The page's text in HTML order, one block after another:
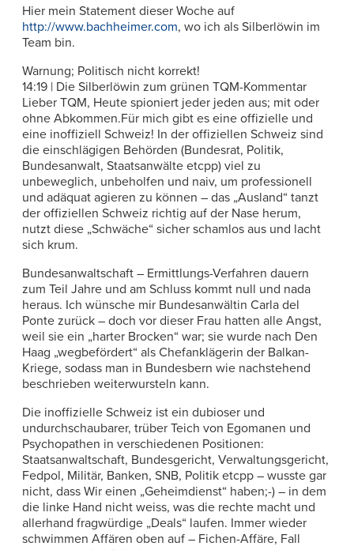
Hier mein Statement dieser Woche auf
http://www.bachheimer.com, wo ich als Silberlöwin im
Team bin.
Warnung; Politisch nicht korrekt!
14:19 | Die Silberlöwin zum grünen TQM-Kommentar
Lieber TQM, Heute spioniert jeder jeden aus; mit oder
ohne Abkommen.Für mich gibt es eine offizielle und
eine inoffiziell Schweiz! In der offiziellen Schweiz sind
die einschlägigen Behörden (Bundesrat, Politik,
Bundesanwalt, Staatsanwälte etcpp) viel zu
unbeweglich, unbeholfen und naiv, um professionell
und adäquat agieren zu können – das „Ausland“ tanzt
der offiziellen Schweiz richtig auf der Nase herum,
nutzt diese „Schwäche“ sicher schamlos aus und lacht
sich krum.
Bundesanwaltschaft – Ermittlungs-Verfahren dauern
zum Teil Jahre und am Schluss kommt null und nada
heraus. Ich wünsche mir Bundesanwältin Carla del
Ponte zurück – doch vor dieser Frau hatten alle Angst,
weil sie ein „harter Brocken“ war; sie wurde nach Den
Haag „wegbefördert“ als Chefanklägerin der Balkan-
Kriege, sodass man in Bundesbern wie nachstehend
beschrieben weiterwursteln kann.
Die inoffizielle Schweiz ist ein dubioser und
undurchschaubarer, trüber Teich von Egomanen und
Psychopathen in verschiedenen Positionen:
Staatsanwaltschaft, Bundesgericht, Verwaltungsgericht,
Fedpol, Militär, Banken, SNB, Politik etcpp – wusste gar
nicht, dass Wir einen „Geheimdienst“ haben;-) – in dem
die linke Hand nicht weiss, was die rechte macht und
allerhand fragwürdige „Deals“ laufen. Immer wieder
schwimmen Affären oben auf – Fichen-Affäre, Fall